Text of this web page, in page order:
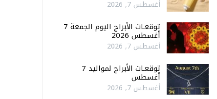
أغسطس 7, 2026
توقعـات الأبراج اليوم الجمعة 7
أغسطس 2026
أغسطس 7, 2026
توقعـات الأبراج لمواليد 7
أغسطس
أغسطس 7, 2026